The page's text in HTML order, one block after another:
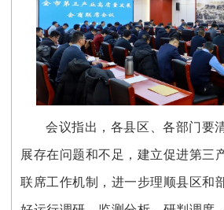
会议指出，各县区、各部门要
展存在问题和不足，建立促进第三
联席工作机制，进一步理顺县区和